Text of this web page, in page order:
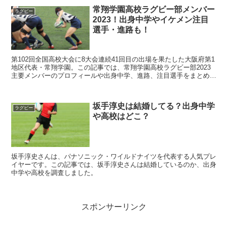
ラグビー
常翔学園高校ラグビー部メンバー
2023！出身中学やイケメン注目
選手・進路も！
第102回全国高校大会に8大会連続41回目の出場を果たした大阪府第1
地区代表・常翔学園。この記事では、常翔学園高校ラグビー部2023
主要メンバーのプロフィールや出身中学、進路、注目選手をまとめま
ラグビー
坂手淳史は結婚してる？出身中学
や高校はどこ？
坂手淳史さんは、パナソニック・ワイルドナイツを代表する人気プレ
イヤーです。この記事では、坂手淳史さんは結婚しているのか、出身
中学や高校を調査しました。
スポンサーリンク